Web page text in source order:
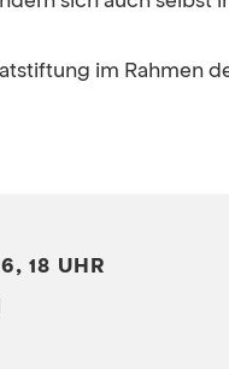
im Rahmen
18 UHR